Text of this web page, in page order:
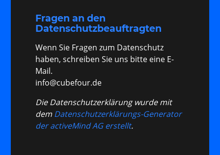
Fragen an den
Datenschutzbeauftragten
Wenn Sie Fragen zum Datenschutz
haben, schreiben Sie uns bitte eine E-
Mail.
info@cubefour.de
Die Datenschutzerklärung wurde mit
demDatenschutzerklärungs-Generator
der activeMind AG erstellt.